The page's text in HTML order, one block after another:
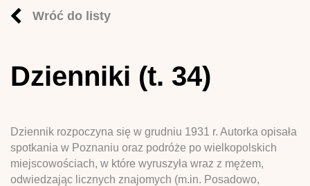
Wróć do listy
Dzienniki (t. 34)
Dziennik rozpoczyna się w grudniu 1931 r. Autorka opisała
spotkania w Poznaniu oraz podróże po wielkopolskich
miejscowościach, w które wyruszyła wraz z mężem,
odwiedzając licznych znajomych (m.in. Posadowo,